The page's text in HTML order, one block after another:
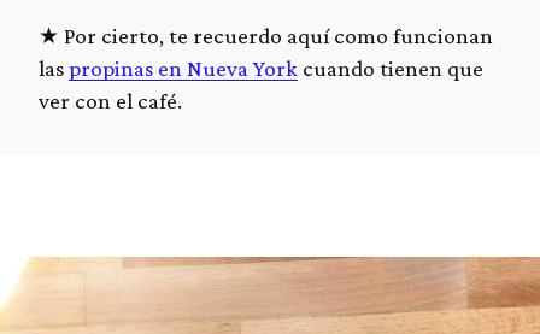
Por cierto, te recuerdo aquí como funcionan
laspropinas en Nueva York cuando tienen que
ver con el café.